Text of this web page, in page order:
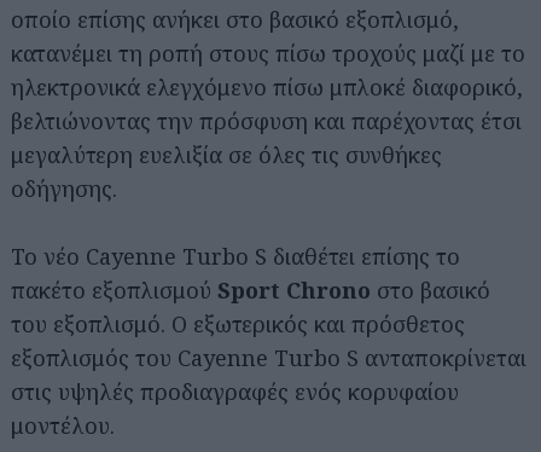
οποίο επίσης ανήκει στο βασικό εξοπλισμό,
κατανέμει τη ροπή στους πίσω τροχούς μαζί με το
ηλεκτρονικά ελεγχόμενο πίσω μπλοκέ διαφορικό,
βελτιώνοντας την πρόσφυση και παρέχοντας έτσι
μεγαλύτερη ευελιξία σε όλες τις συνθήκες
οδήγησης.
Το νέο Cayenne Turbo S διαθέτει επίσης το
πακέτο εξοπλισμού Sport Chrono στο βασικό
του εξοπλισμό. Ο εξωτερικός και πρόσθετος
εξοπλισμός του Cayenne Turbo S ανταποκρίνεται
στις υψηλές προδιαγραφές ενός κορυφαίου
μοντέλου.